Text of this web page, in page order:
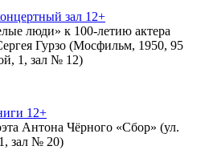
зал 12+
люди» к 100-летию актера
Гурзо (Мосфильм, 1950, 95
1, зал № 12)
12+
Антона Чёрного «Сбор» (ул.
зал № 20)